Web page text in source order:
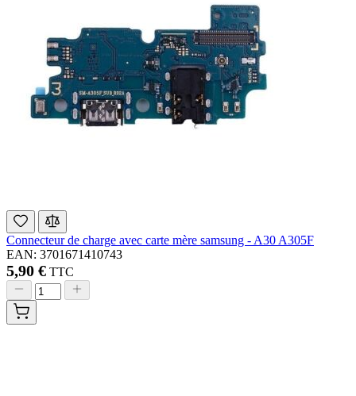
Connecteur de charge avec carte mère samsung - A30 A305F
EAN: 3701671410743
5,90 € TTC